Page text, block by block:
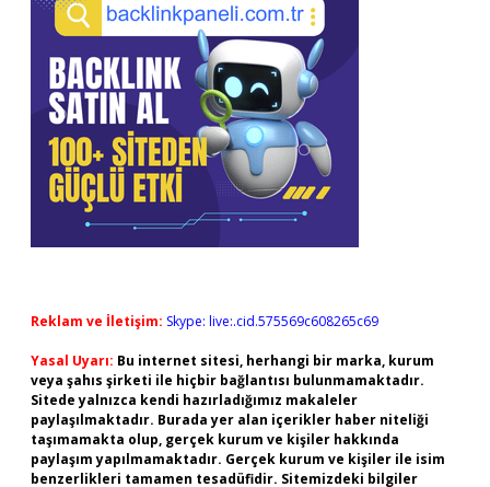
Reklam ve İletişim: Skype: live:.cid.575569c608265c69
Yasal Uyarı: Bu internet sitesi, herhangi bir marka, kurum
veya şahıs şirketi ile hiçbir bağlantısı bulunmamaktadır.
Sitede yalnızca kendi hazırladığımız makaleler
paylaşılmaktadır. Burada yer alan içerikler haber niteliği
taşımamakta olup, gerçek kurum ve kişiler hakkında
paylaşım yapılmamaktadır. Gerçek kurum ve kişiler ile isim
benzerlikleri tamamen tesadüfidir. Sitemizdeki bilgiler